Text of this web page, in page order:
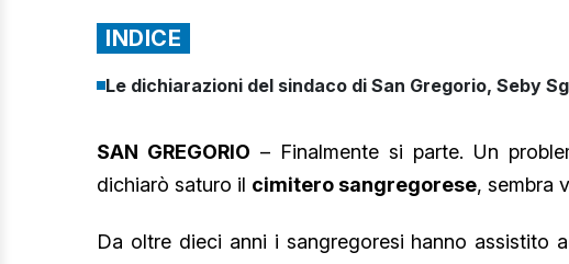
INDICE
Le dichiarazioni del sindaco di San Gregorio, Seby
SAN GREGORIO – Finalmente si parte. Un
dichiarò saturo il cimitero sangregorese, sembra
Da oltre dieci anni i sangregoresi hanno assistito